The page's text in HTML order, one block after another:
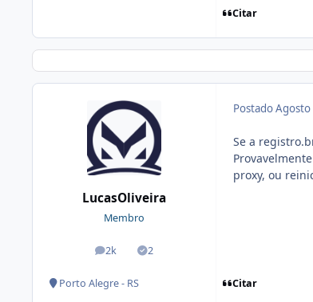
Citar
LucasOliveira
Membro
2k
posts 2
Soluções
Porto Alegre - RS
PostadoAgosto
Se a
proxy, ou
Citar